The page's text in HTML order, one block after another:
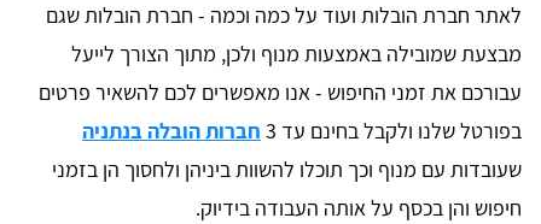
לאתר חברת הובלות ועוד על כמה וכמה - חברת הובלות שגם
מבצעת שמובילה באמצעות מנוף ולכן, מתוך הצורך לייעל
עבורכם את זמני החיפוש - אנו מאפשרים לכם להשאיר פרטים
בפורטל שלנו ולקבל בחינם עד 3
חברות הובלה בנתניה
שעובדות עם מנוף וכך תוכלו להשוות ביניהן ולחסוך הן בזמני
חיפוש והן בכסף על אותה העבודה בידיוק.